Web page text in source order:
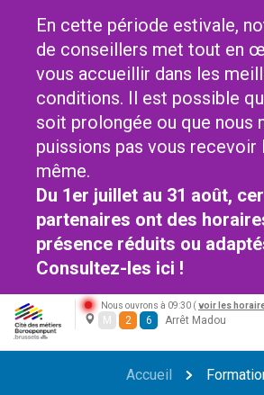
En cette période estivale,
de conseillers met tout en
vous accueillir dans les
conditions. Il est possible
soit prolongée ou que nous
puissions pas vous recevoir
même.
Du 1er juillet au 31 août,
partenaires ont des
présence réduits ou
Consultez-les ici !
Nous ouvrons à 09:30 ( voir les
M 2 6 Arrêt Madou
Accueil